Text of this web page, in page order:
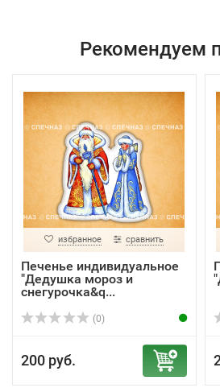
Рекомендуем
избранное сравнить
Печенье индивидуальное
"Дедушка мороз и
снегурочка&q...
(0)
200 руб.